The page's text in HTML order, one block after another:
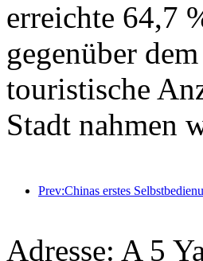
erreichte 64,7
gegenüber
touristische
Stadt nahmen
Adresse: A 5